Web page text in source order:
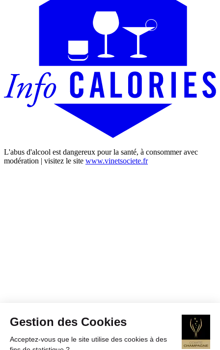
Gestion des Cookies
Acceptez-vous que le site utilise des cookies à des
L'abus d'alcool est dangereux pour la santé, à consommer avec
modération | visitez le site www.vinetsociete.fr